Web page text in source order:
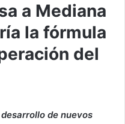
a Mediana
la fórmula
del
de nuevos